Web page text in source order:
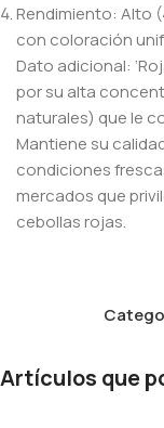
Rendimiento: Alto
con coloración
Dato adicional:
por su alta
naturales) que le
Mantiene su
condiciones
mercados que
cebollas rojas.
Artículos que